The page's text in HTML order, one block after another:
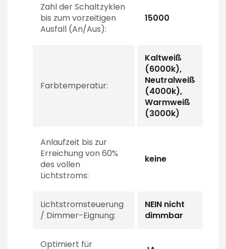
Zahl der Schaltzyklen
bis zum vorzeitigen
Ausfall (An/Aus):
15000
Farbtemperatur:
Kaltweiß
(6000k),
Neutralweiß
(4000k),
Warmweiß
(3000k)
Anlaufzeit bis zur
Erreichung von 60%
des vollen
Lichtstroms:
keine
Lichtstromsteuerung
/ Dimmer-Eignung:
NEIN nicht
dimmbar
Optimiert für